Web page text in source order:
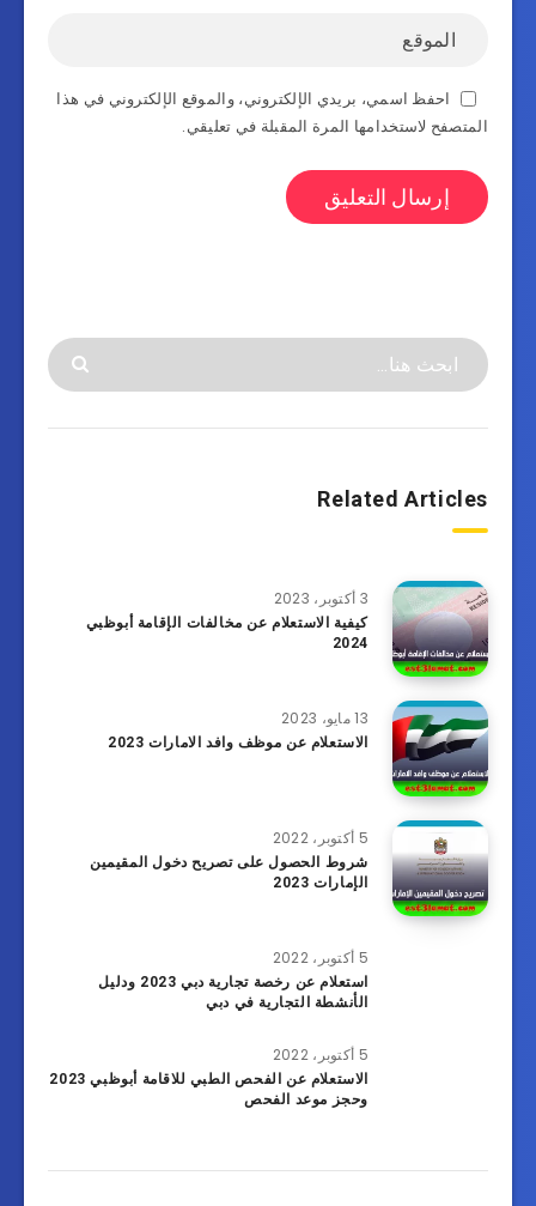
احفظ اسمي، بريدي الإلكتروني، والموقع الإلكتروني في هذا
المتصفح لاستخدامها المرة المقبلة في تعليقي.
Related Articles
3 أكتوبر، 2023
كيفية الاستعلام عن مخالفات الإقامة أبوظبي
2024
13 مايو، 2023
الاستعلام عن موظف وافد الامارات 2023
5 أكتوبر، 2022
شروط الحصول على تصريح دخول المقيمين
الإمارات 2023
5 أكتوبر، 2022
استعلام عن رخصة تجارية دبي 2023 ودليل
الأنشطة التجارية في دبي
5 أكتوبر، 2022
الاستعلام عن الفحص الطبي للاقامة أبوظبي 2023
وحجز موعد الفحص